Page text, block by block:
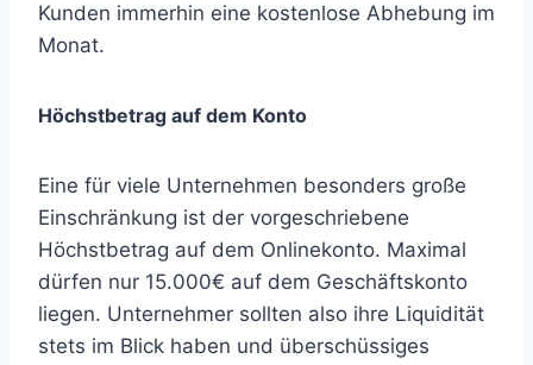
Kunden immerhin eine kostenlose Abhebung im
Monat.
Höchstbetrag auf dem Konto
Eine für viele Unternehmen besonders große
Einschränkung ist der vorgeschriebene
Höchstbetrag auf dem Onlinekonto. Maximal
dürfen nur 15.000€ auf dem Geschäftskonto
liegen. Unternehmer sollten also ihre Liquidität
stets im Blick haben und überschüssiges